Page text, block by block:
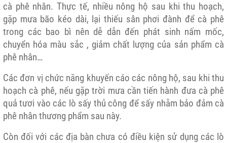
cà phê nhân. Thực tế, nhiều nông hộ sau khi thu hoạch,
gặp mưa bão kéo dài, lại thiếu sân phơi đành để cà phê
trong các bao bì nên dễ dẫn đến phát sinh nấm mốc,
chuyển hóa màu sắc , giảm chất lượng của sản phẩm cà
phê nhân…
Các đơn vị chức năng khuyến cáo các nông hộ, sau khi thu
hoạch cà phê, nếu gặp trời mưa cần tiến hành đưa cà phê
quả tươi vào các lò sấy thủ công để sấy nhằm bảo đảm cà
phê nhân thương phẩm sau này.
Còn đối với các địa bàn chưa có điều kiện sử dụng các lò